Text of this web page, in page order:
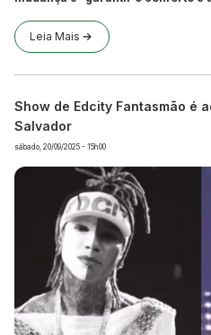
Leia Mais
Show de Edcity Fantasmão é
Salvador
sábado, 20/09/2025 - 15h00